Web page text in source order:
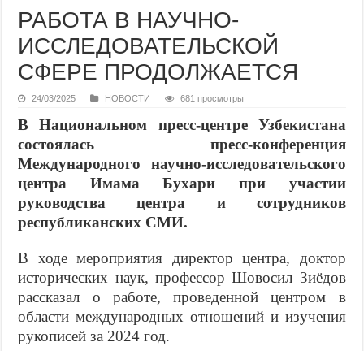
РАБОТА В НАУЧНО-
ИССЛЕДОВАТЕЛЬСКОЙ
СФЕРЕ ПРОДОЛЖАЕТСЯ
24/03/2025 НОВОСТИ 681 просмотры
В Национальном пресс-центре Узбекистана
состоялась пресс-конференция
Международного научно-исследовательского
центра Имама Бухари при участии
руководства центра и сотрудников
республиканских СМИ.
В ходе мероприятия директор центра, доктор
исторических наук, профессор Шовосил Зиёдов
рассказал о работе, прове­денной центром в
области международных отношений и изучения
рукописей за 2024 год.